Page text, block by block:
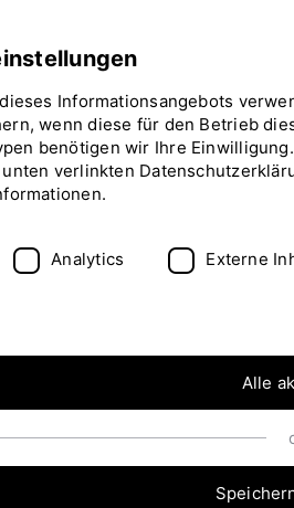
UND
Projekte |
Informationsangebots
wenn diese für den Betrieb
benötigen wir Ihre
verlinkten
Analytics Externe
Alle